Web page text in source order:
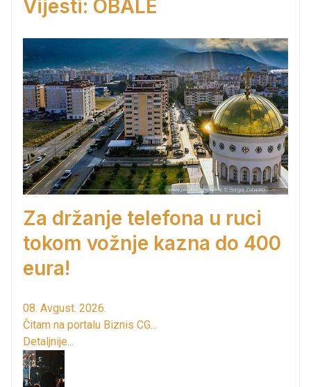
Vijesti: OBALE
Za držanje telefona u ruci
tokom vožnje kazna do 400
eura!
08. Avgust. 2026.
Čitam na portalu Biznis CG...
Detaljnije...